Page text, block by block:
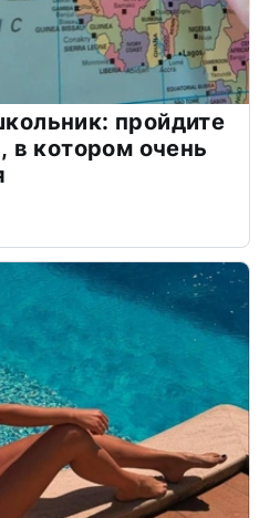
пройдите
в котором очень